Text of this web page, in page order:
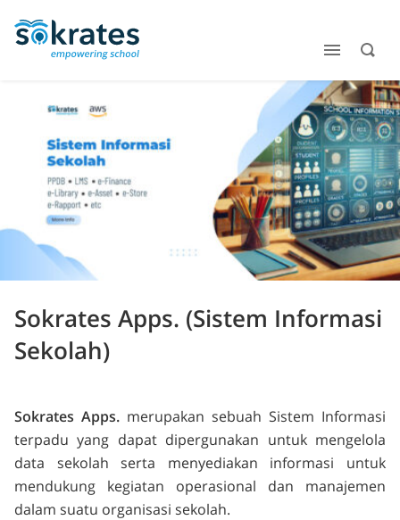
Sokrates Apps. (Sistem Informasi
Sekolah)
Sokrates Apps. merupakan sebuah Sistem Informasi
terpadu yang dapat dipergunakan untuk mengelola
data sekolah serta menyediakan informasi untuk
mendukung kegiatan operasional dan manajemen
dalam suatu organisasi sekolah.